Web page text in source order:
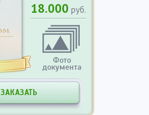
18.000 руб.
Фото
документа
ЗАКАЗАТЬ